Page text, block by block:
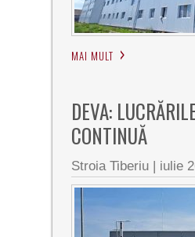
MAI MULT
DEVA:
CONTINUĂ
Stroia Tiberiu | iulie